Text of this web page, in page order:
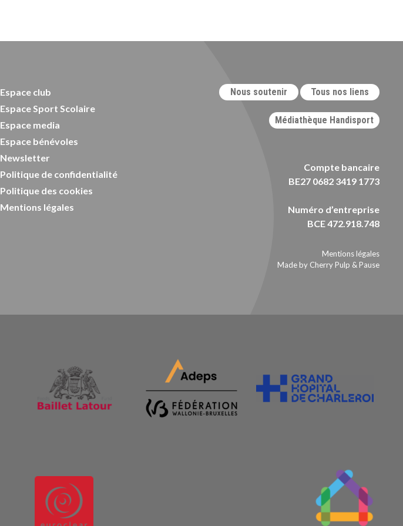
Espace club
Espace Sport Scolaire
Espace media
Espace bénévoles
Newsletter
Politique de confidentialité
Politique des cookies
Mentions légales
Nous soutenir Tous nos liens
Médiathèque Handisport
Compte bancaire
BE27 0682 3419 1773
Numéro d’entreprise
BCE 472.918.748
Mentions légales
Made by Cherry Pulp & Pause